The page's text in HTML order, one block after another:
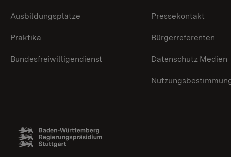
Ausbildungsplätze
Praktika
Bundesfreiwilligendienst
Pressekontakt
Bürgerreferenten
Datenschutz Medien